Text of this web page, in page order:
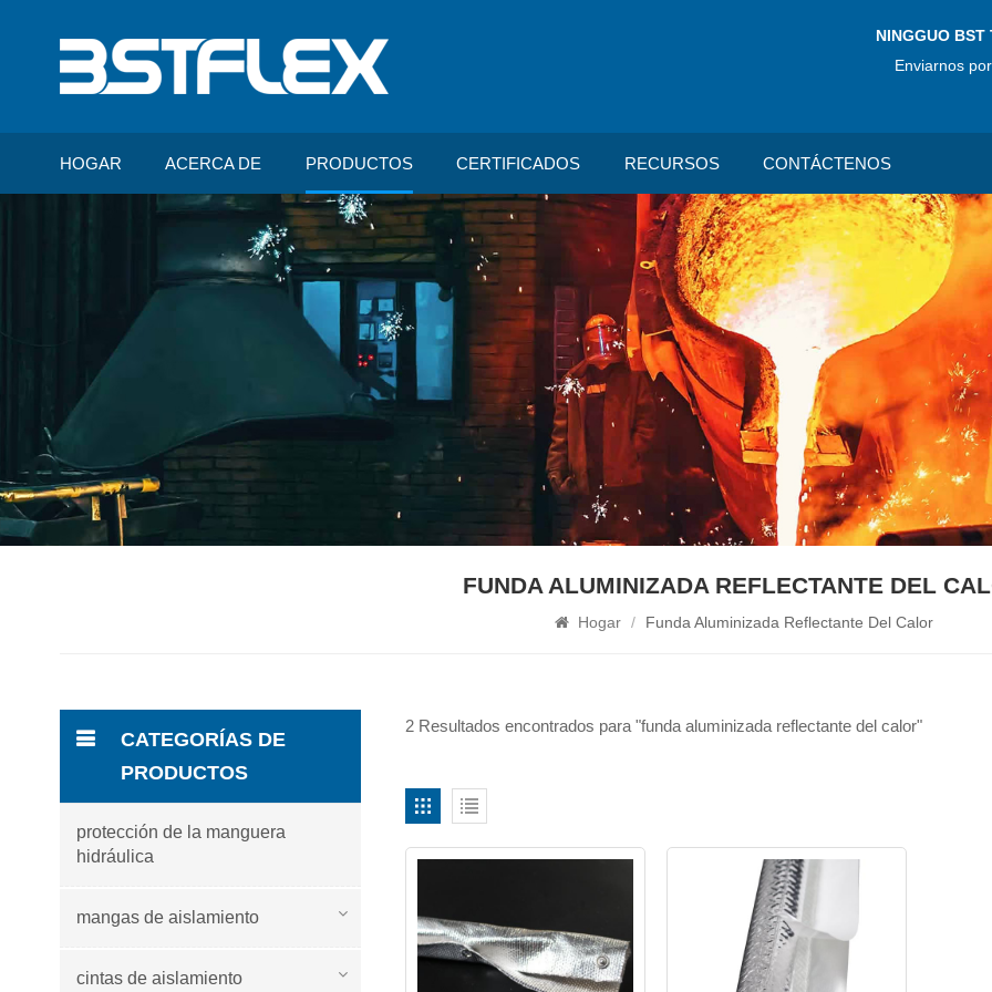
NINGGUO BST
Enviarnos
HOGAR ACERCA DE PRODUCTOS CERTIFICADOS RECURSOS CONTÁCTENOS
FUNDA ALUMINIZADA REFLECTANTE DEL
Hogar / Funda Aluminizada Reflectante Del Calor
2 Resultados encontrados para "funda aluminizada reflectante del calor"
CATEGORÍAS DE
PRODUCTOS
protección de la manguera
hidráulica
mangas de aislamiento
cintas de aislamiento